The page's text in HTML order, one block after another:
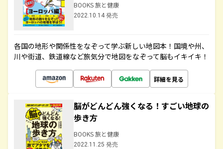
BOOKS 旅と健康
2022.10.14 発売
各国の地形や関係性をなぞって学ぶ新しい地図本！国境や州、
川や街道、鉄道線など旅気分で地図をなぞって脳もイキイキ！
詳細を見る
脳がどんどん強くなる！すごい地球の
歩き方
BOOKS 旅と健康
2022.11.25 発売